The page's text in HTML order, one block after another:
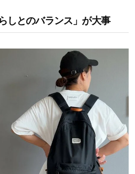
しとのバランス」が大事